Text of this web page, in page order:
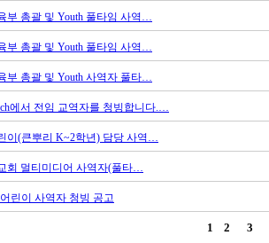
부 총괄 및 Youth 풀타임 사역…
부 총괄 및 Youth 풀타임 사역…
부 총괄 및 Youth 사역자 풀타…
에서 전임 교역자를 청빙합니다.…
이(큰뿌리 K~2학년) 담당 사역…
회 멀티미디어 사역자(풀타…
린이 사역자 청빙 공고
1 2 3